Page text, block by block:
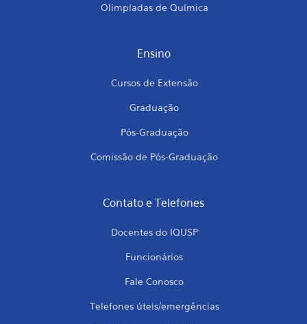
Olimpíadas de Química
Ensino
Cursos de Extensão
Graduação
Pós-Graduação
Comissão de Pós-Graduação
Contato e Telefones
Docentes do IQUSP
Funcionários
Fale Conosco
Telefones úteis/emergências